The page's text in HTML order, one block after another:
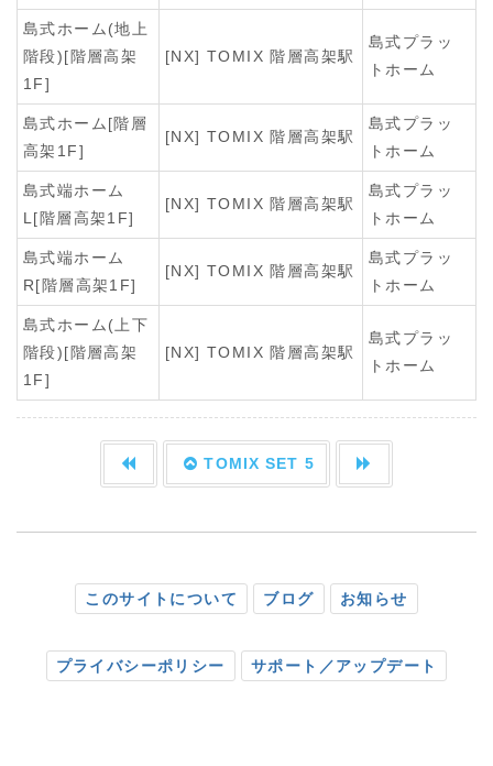
島式ホーム(地上
階段)[階層高架
1F]
[NX] TOMIX 階層高架駅
島式プラッ
トホーム
島式ホーム[階層
高架1F]
[NX] TOMIX 階層高架駅
島式プラッ
トホーム
島式端ホーム
L[階層高架1F]
[NX] TOMIX 階層高架駅
島式プラッ
トホーム
島式端ホーム
R[階層高架1F]
[NX] TOMIX 階層高架駅
島式プラッ
トホーム
島式ホーム(上下
階段)[階層高架
1F]
[NX] TOMIX 階層高架駅
島式プラッ
トホーム
TOMIX SET 5
このサイトについて ブログ お知らせ
プライバシーポリシー サポート／アップデート